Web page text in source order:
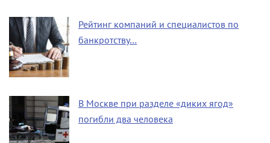
Рейтинг компаний и специалистов по
банкротству…
В Москве при разделе «диких ягод»
погибли два человека